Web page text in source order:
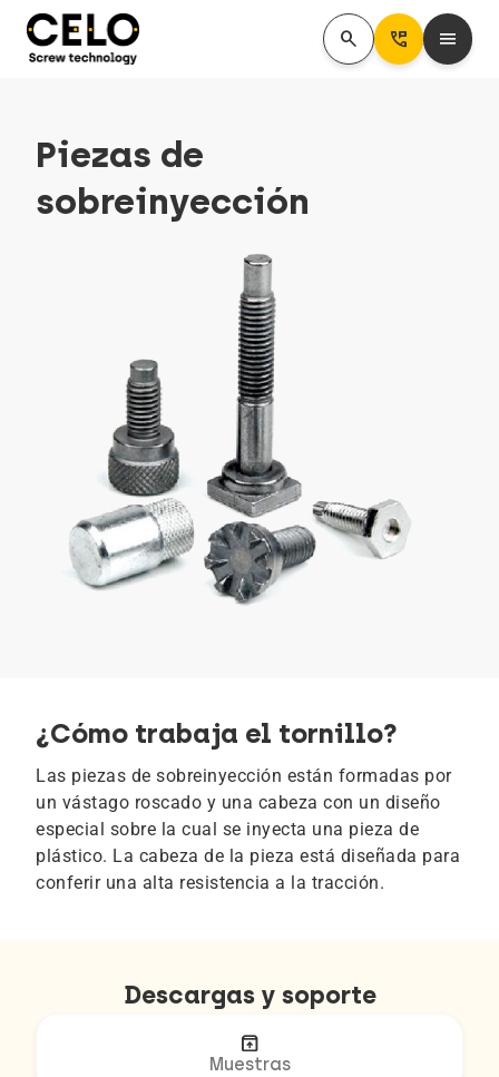
search Perm_Phone_Msg menu
Piezas de
sobreinyección
¿Cómo trabaja el tornillo?
Las piezas de sobreinyección están formadas por
un vástago roscado y una cabeza con un diseño
especial sobre la cual se inyecta una pieza de
plástico. La cabeza de la pieza está diseñada para
conferir una alta resistencia a la tracción.
Descargas y soporte
unarchive
Muestras